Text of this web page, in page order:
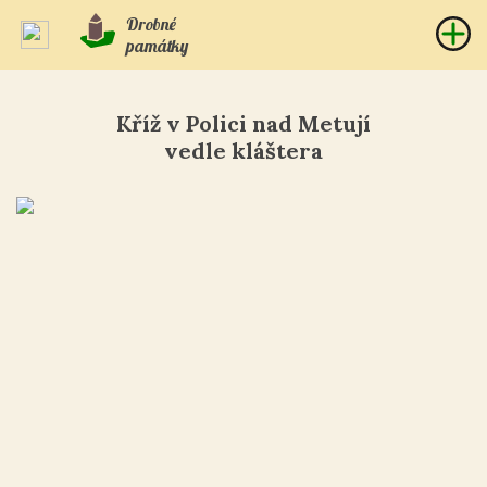
Drobné
památky
Kříž v Polici nad Metují
vedle kláštera